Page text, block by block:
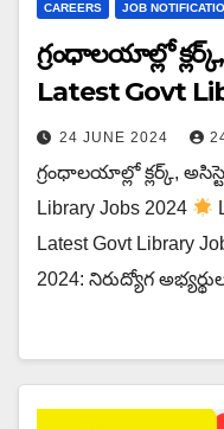
CAREERS JOB
గ్రంధాలయాల్లో
Latest Govt
24 JUNE 2024
గ్రంధాలయాల్లో క్లర్క్,
Library Jobs 2024
Latest Govt Library
2024: నిరుద్యోగ